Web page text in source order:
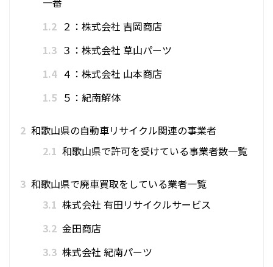
1.2 ２：株式会社 吉岡商店
1.3 ３：株式会社 草山パーツ
1.4 ４：株式会社 山本商店
1.5 ５：紀南解体
2 和歌山県の自動車リサイクル関連の事業者
2.1 和歌山県で許可を受けている事業者数一覧
3 和歌山県で廃車買取をしている業者一覧
3.1 株式会社 有田リサイクルサービス
3.2 金田商店
3.3 株式会社 紀南パーツ